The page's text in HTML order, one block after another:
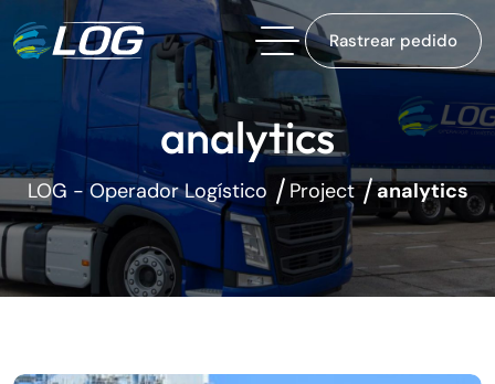
Rastrear pedido
analytics
LOG - Operador Logístico Project analytics